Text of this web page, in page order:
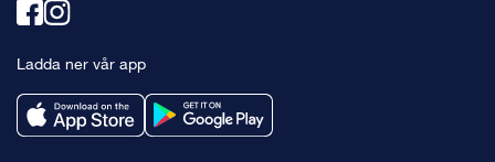
Länk
facebook
Länk
instagram
Ladda ner vår app